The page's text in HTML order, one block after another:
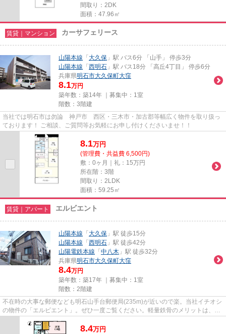
間取り：2DK
面積：47.96㎡
賃貸｜マンション カーサフェリース
山陽本線 「 大久保 」駅 バス6分 「山手」 停歩3分
山陽本線 「 西明石 」駅 バス18分 「高丘4丁目」 停歩6分
兵庫県明石市大久保町大窪
8.1万円
築年数：築14年 ｜募集中： 1室
階数：3階建
当社では明石市は勿論 神戸市 西区・三木市・加古郡等幅広く物件を取り扱っ
ております！ ご相談、ご質問等お気軽にお申し付けくださいませ！！
8.1万円
(管理費・共益費 6,500円)
敷：0ヶ月｜礼：15万円
所在階：3階
間取り：2LDK
面積：59.25㎡
賃貸｜アパート エルビエント
山陽本線 「 大久保 」駅 徒歩15分
山陽本線 「 西明石 」駅 徒歩42分
山陽電鉄本線 「 中八木 」駅 徒歩32分
兵庫県明石市大久保町大窪
8.4万円
築年数：築17年 ｜募集中： 1室
階数：2階建
不在時の大事な郵便なども明石山手台郵便局(235m)が近いので楽。当社イチオシ
の物件の「エルビエント」。ぜひ一度ご覧ください。軽量鉄骨のメリットは、そ
8.4万円